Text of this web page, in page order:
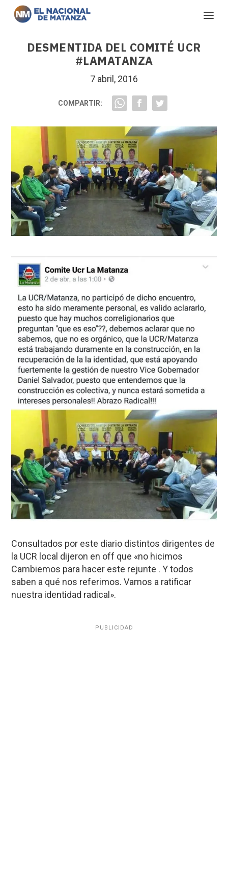
DESMENTIDA DEL COMITÉ UCR
#LAMATANZA
7 abril, 2016
COMPARTIR:
Consultados por este diario distintos dirigentes de
la UCR local dijeron en off que «no hicimos
Cambiemos para hacer este rejunte . Y todos
saben a qué nos referimos. Vamos a ratificar
nuestra identidad radical».
PUBLICIDAD